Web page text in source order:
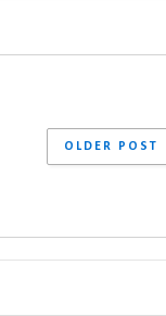
OLDER POST